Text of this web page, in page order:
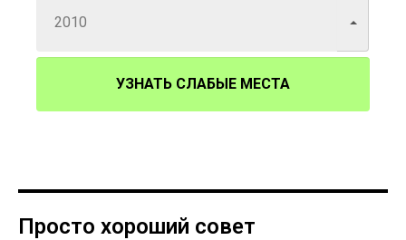
УЗНАТЬ СЛАБЫЕ МЕСТА
Просто хороший совет